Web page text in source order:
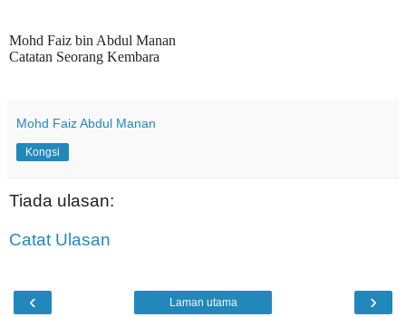
Mohd Faiz bin Abdul Manan
Catatan Seorang Kembara
Mohd Faiz Abdul Manan
Kongsi
Tiada ulasan:
Catat Ulasan
‹ ›
Laman utama